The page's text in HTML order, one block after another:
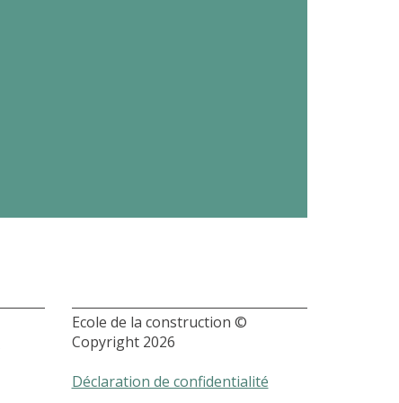
Ecole de la construction ©
Copyright 2026
Déclaration de confidentialité